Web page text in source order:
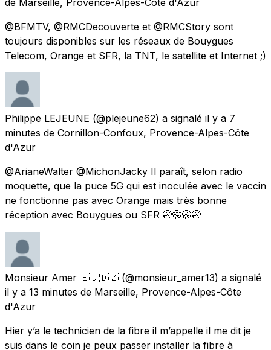
@BFMTV, @RMCDecouverte et @RMCStory sont
toujours disponibles sur les réseaux de Bouygues
Telecom, Orange et SFR, la TNT, le satellite et Internet ;)
Philippe LEJEUNE (@plejeune62) a signalé il y a 7
minutes de Cornillon-Confoux, Provence-Alpes-Côte
d'Azur
@ArianeWalter @MichonJacky Il paraît, selon radio
moquette, que la puce 5G qui est inoculée avec le vaccin
ne fonctionne pas avec Orange mais très bonne
réception avec Bouygues ou SFR 🤭🤭🤭🤭
Monsieur Amer 🇪🇬🇩🇿 (@monsieur_amer13) a signalé
il y a 13 minutes de Marseille, Provence-Alpes-Côte
d'Azur
Hier y’a le technicien de la fibre il m’appelle il me dit je
suis dans le coin je peux passer installer la fibre à